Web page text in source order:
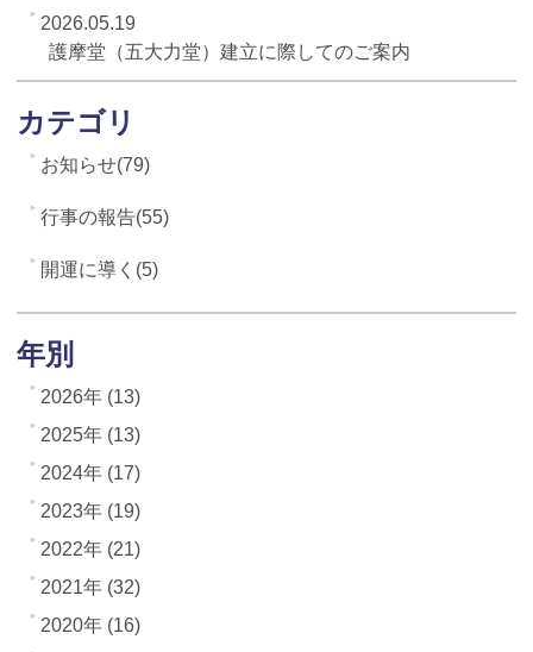
2026.05.19
護摩堂（五大力堂）建立に際してのご案内
カテゴリ
お知らせ(79)
行事の報告(55)
開運に導く(5)
年別
2026年 (13)
2025年 (13)
2024年 (17)
2023年 (19)
2022年 (21)
2021年 (32)
2020年 (16)